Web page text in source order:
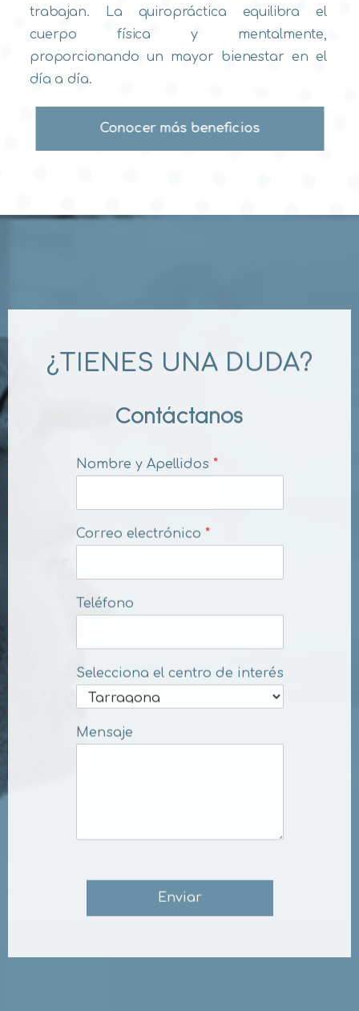
trabajan. La quiropráctica equilibra el
cuerpo física y mentalmente,
proporcionando un mayor bienestar en el
día a día.
Conocer más beneficios
¿TIENES UNA DUDA?
Contáctanos
Nombre y Apellidos
Correo electrónico
Teléfono
Selecciona el centro de interés
Mensaje
Enviar